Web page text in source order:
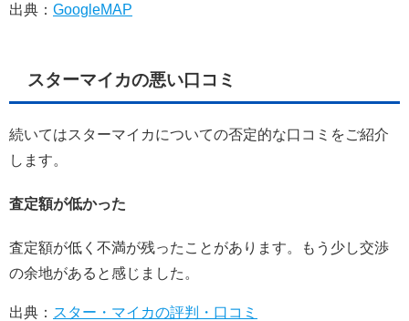
出典： GoogleMAP
スターマイカの悪い口コミ
続いてはスターマイカについての否定的な口コミをご紹介
します。
査定額が低かった
査定額が低く不満が残ったことがあります。もう少し交渉
の余地があると感じました。
出典： スター・マイカの評判・口コミ